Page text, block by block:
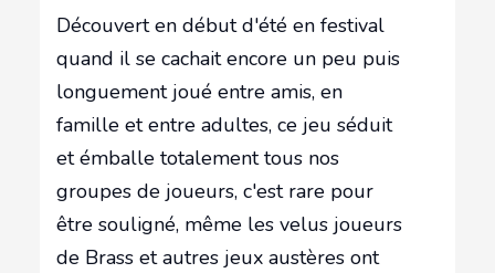
Découvert en début d'été en festival
quand il se cachait encore un peu puis
longuement joué entre amis, en
famille et entre adultes, ce jeu séduit
et émballe totalement tous nos
groupes de joueurs, c'est rare pour
être souligné, même les velus joueurs
de Brass et autres jeux austères ont